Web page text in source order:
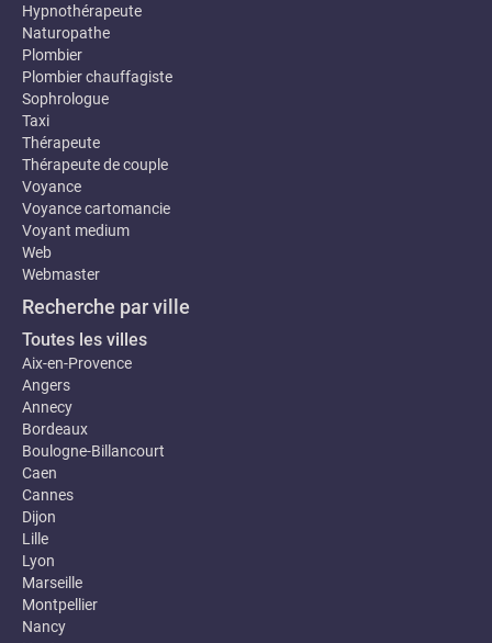
Hypnothérapeute
Naturopathe
Plombier
Plombier chauffagiste
Sophrologue
Taxi
Thérapeute
Thérapeute de couple
Voyance
Voyance cartomancie
Voyant medium
Web
Webmaster
Recherche par ville
Toutes les villes
Aix-en-Provence
Angers
Annecy
Bordeaux
Boulogne-Billancourt
Caen
Cannes
Dijon
Lille
Lyon
Marseille
Montpellier
Nancy